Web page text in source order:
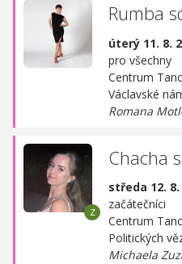
Rumba
úterý 11. 8.
pro všechny
Centrum
Václavské
Romana
Chacha
středa 12. 8.
začátečníci
Centrum
Politických
Michaela